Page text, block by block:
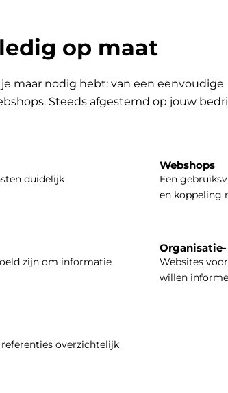
op maat
maar nodig hebt: van een eenvoudige
Steeds afgestemd op jouw
duidelijk
Webshops
Een
en koppeling
zijn om informatie
Websites
willen
overzichtelijk